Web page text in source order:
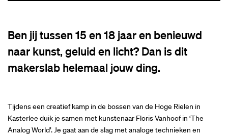
Ben jij tussen 15 en 18 jaar en benieuwd
naar kunst, geluid en licht? Dan is dit
makerslab helemaal jouw ding.
Tijdens een creatief kamp in de bossen van de Hoge Rielen in
Kasterlee duik je samen met kunstenaar Floris Vanhoof in ‘The
Analog World’. Je gaat aan de slag met analoge technieken en